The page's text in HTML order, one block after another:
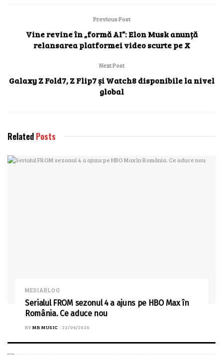
Previous Post
Vine revine în „formă AI”: Elon Musk anunță
relansarea platformei video scurte pe X
Next Post
Galaxy Z Fold7, Z Flip7 și Watch8 disponibile la nivel
global
Related Posts
MEDIABLOG
Serialul FROM sezonul 4 a ajuns pe HBO Max în
România. Ce aduce nou
BY MB MUSIC 22/04/2026